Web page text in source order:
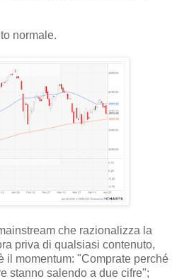
normale.
che razionalizza la
priva di qualsiasi contenuto,
il momentum: "Comprate perché
stanno salendo a due cifre";